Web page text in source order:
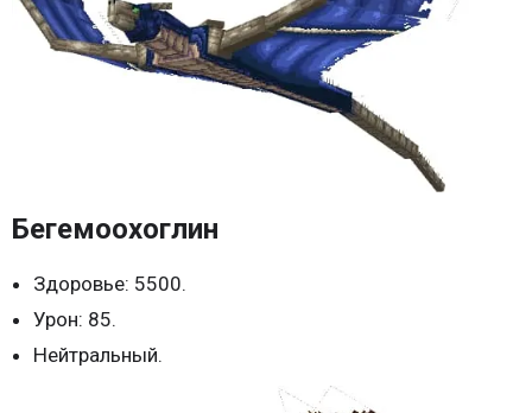
Бегемоохоглин
Здоровье: 5500.
Урон: 85.
Нейтральный.